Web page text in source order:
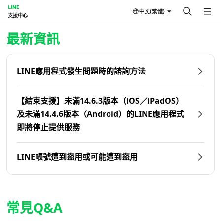
LINE
支援中心
中文(繁體)
首頁 | LINE支援中心
最新資訊
LINE應用程式發生問題時的諮詢方法
【結束支援】未滿14.6.3版本（iOS／iPadOS）
及未滿14.4.6版本（Android）的LINE應用程式
即將停止提供服務
LINE帳號遭到盜用或可能遭到盜用
常見Q&A